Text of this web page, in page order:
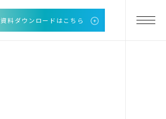
資料ダウンロードはこちら